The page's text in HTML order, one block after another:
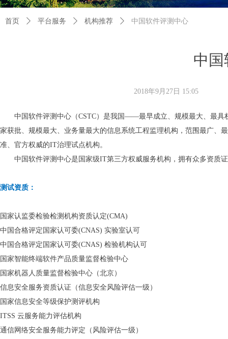
中国
首页 ꄲ 平台服务 ꄲ 机构推荐 ꄲ 中国软件评测中心
中国软件评测中心（CSTC）是我国——最早成立、规模最大、最具
家获批、规模最大、业务量最大的信息系统工程监理机构，范围最广
准、官方权威的IT治理试点机构。
中国软件评测中心是国家级IT第三方权威服务机构，拥有众多资质
测试资质 ：
国家认监委检验检测机构资质认定(CMA)
中国合格评定国家认可委(CNAS) 实验室认可
中国合格评定国家认可委(CNAS) 检验机构认可
国家智能终端软件产品质量监督检验中心
国家机器人质量监督检验中心（北京）
信息安全服务资质认证（信息安全风险评估一级）
国家信息安全等级保护测评机构
ITSS 云服务能力评估机构
通信网络安全服务能力评定（风险评估一级）
2018年9月27日 15:05